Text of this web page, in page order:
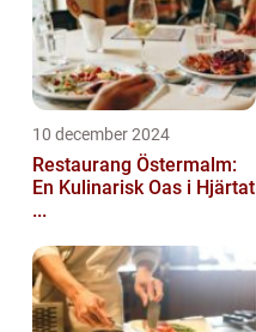
10 december 2024
Restaurang Östermalm:
En Kulinarisk Oas i Hjärtat
...